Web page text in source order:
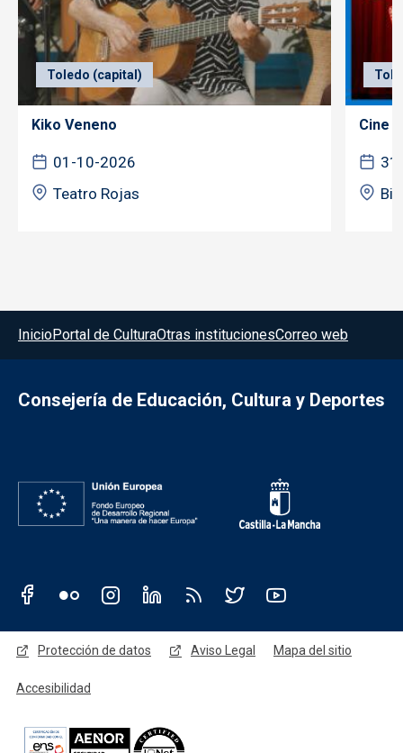
Toledo (capital)
Kiko Veneno
01-10-2026
Teatro Rojas
Cine
Menú del pie
InicioPortal de CulturaOtras institucionesCorreo web
Consejería de Educación, Cultura y Deportes
Redes sociales JCCM
Menú legal
Protección de datos Aviso Legal Mapa del sitio
Accesibilidad